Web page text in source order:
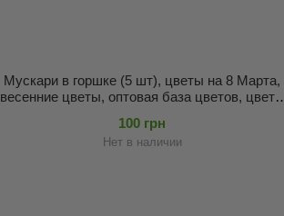
Мускари в горшке (5 шт), цветы на 8 Марта,
весенние цветы, оптовая база цветов, цветы
100 грн
Нет в наличии